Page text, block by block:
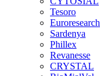
Tesoro
Euroresearch
Sardenya
Phillex
Revanesse
CRYSTAL